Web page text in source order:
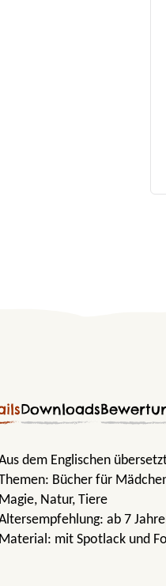
Downloads
dem Englischen
Bücher für
Magie, Natur, Tiere
ab 7
Material: mit Spotlack und